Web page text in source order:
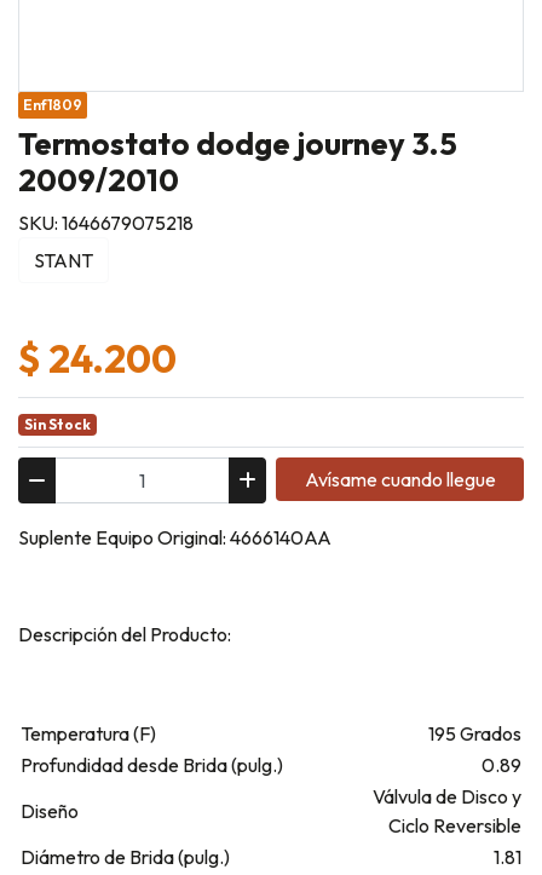
Enf1809
Termostato dodge journey 3.5
2009/2010
SKU: 1646679075218
STANT
$ 24.200
Sin Stock
Avísame cuando llegue
Suplente Equipo Original: 4666140AA
Descripción del Producto:
Temperatura (F)
195 Grados
Profundidad desde Brida (pulg.)
0.89
Diseño
Válvula de Disco y
Ciclo Reversible
Diámetro de Brida (pulg.)
1.81